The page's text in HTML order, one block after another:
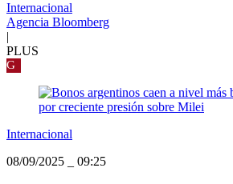
Internacional
Agencia Bloomberg
|
PLUS
G
Internacional
08/09/2025
09:25